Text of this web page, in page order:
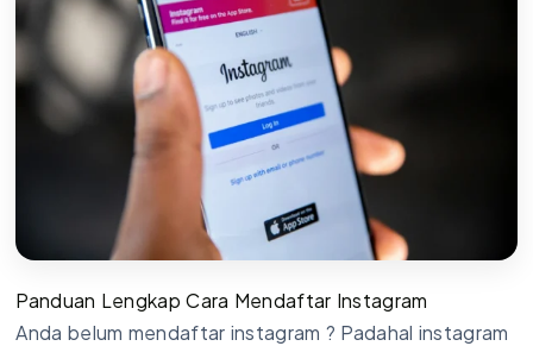
Panduan Lengkap Cara Mendaftar Instagram
Anda belum mendaftar instagram ? Padahal instagram